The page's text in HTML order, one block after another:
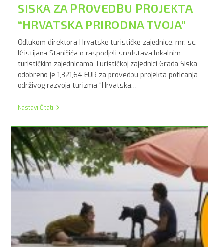
SISKA ZA PROVEDBU PROJEKTA
“HRVATSKA PRIRODNA TVOJA”
Odlukom direktora Hrvatske turističke zajednice, mr. sc.
Kristijana Staničića o raspodjeli sredstava lokalnim
turističkim zajednicama Turističkoj zajednici Grada Siska
odobreno je 1,321,64 EUR za provedbu projekta poticanja
održivog razvoja turizma “Hrvatska…
Nastavi ČitatiODOBRENA
SREDSTVA
TZG
SISKA
ZA
PROVEDBU
PROJEKTA
“HRVATSKA
PRIRODNA
TVOJA”